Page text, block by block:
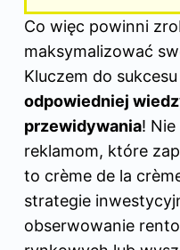
Co więc powinni
maksymalizować
Kluczem do
odpowiedniej
przewidywania!
reklamom, które
to crème de la
strategie
obserwowanie